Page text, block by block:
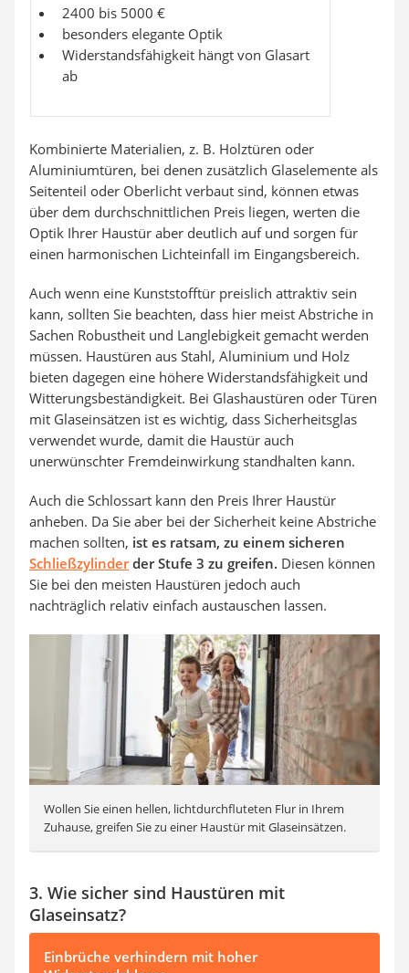
2400 bis 5000 €
besonders elegante Optik
Widerstandsfähigkeit hängt von Glasart
ab
Kombinierte Materialien, z. B. Holztüren oder
Aluminiumtüren, bei denen zusätzlich Glaselemente als
Seitenteil oder Oberlicht verbaut sind, können etwas
über dem durchschnittlichen Preis liegen, werten die
Optik Ihrer Haustür aber deutlich auf und sorgen für
einen harmonischen Lichteinfall im Eingangsbereich.
Auch wenn eine Kunststofftür preislich attraktiv sein
kann, sollten Sie beachten, dass hier meist Abstriche in
Sachen Robustheit und Langlebigkeit gemacht werden
müssen. Haustüren aus Stahl, Aluminium und Holz
bieten dagegen eine höhere Widerstandsfähigkeit und
Witterungsbeständigkeit. Bei Glashaustüren oder Türen
mit Glaseinsätzen ist es wichtig, dass Sicherheitsglas
verwendet wurde, damit die Haustür auch
unerwünschter Fremdeinwirkung standhalten kann.
Auch die Schlossart kann den Preis Ihrer Haustür
anheben. Da Sie aber bei der Sicherheit keine Abstriche
machen sollten, ist es ratsam, zu einem sicheren
Schließzylinderder Stufe 3 zu greifen. Diesen können
Sie bei den meisten Haustüren jedoch auch
nachträglich relativ einfach austauschen lassen.
Wollen Sie einen hellen, lichtdurchfluteten Flur in Ihrem
Zuhause, greifen Sie zu einer Haustür mit Glaseinsätzen.
3. Wie sicher sind Haustüren mit
Glaseinsatz?
Einbrüche verhindern mit hoher